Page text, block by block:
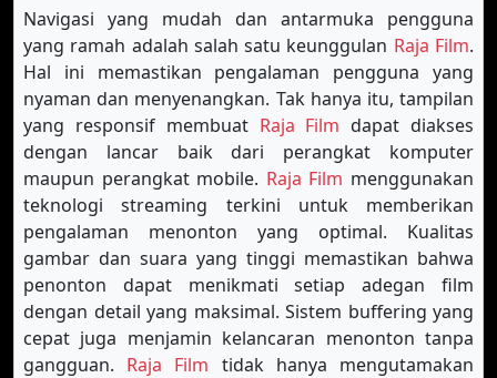
Navigasi yang mudah dan antarmuka pengguna
yang ramah adalah salah satu keunggulan Raja Film.
Hal ini memastikan pengalaman pengguna yang
nyaman dan menyenangkan. Tak hanya itu, tampilan
yang responsif membuat Raja Film dapat diakses
dengan lancar baik dari perangkat komputer
maupun perangkat mobile. Raja Film menggunakan
teknologi streaming terkini untuk memberikan
pengalaman menonton yang optimal. Kualitas
gambar dan suara yang tinggi memastikan bahwa
penonton dapat menikmati setiap adegan film
dengan detail yang maksimal. Sistem buffering yang
cepat juga menjamin kelancaran menonton tanpa
gangguan. Raja Film tidak hanya mengutamakan